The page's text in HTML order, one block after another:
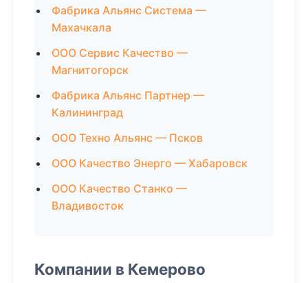
Фабрика Альянс Система —
Махачкала
ООО Сервис Качество —
Магнитогорск
Фабрика Альянс Партнер —
Калининград
ООО Техно Альянс — Псков
ООО Качество Энерго — Хабаровск
ООО Качество Станко —
Владивосток
Компании в Кемерово